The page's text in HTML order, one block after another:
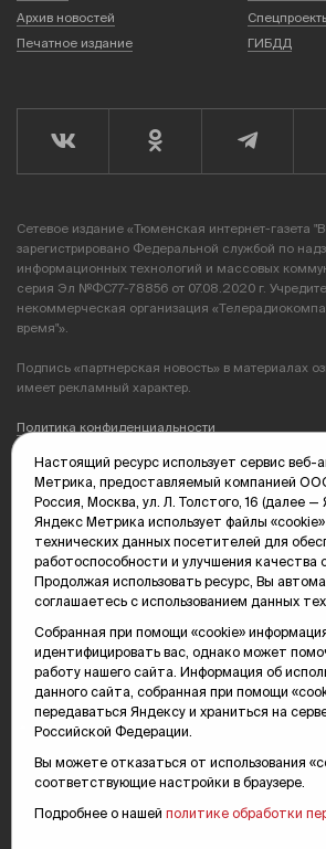
Архив новостей
Печатное издание
ГИБДД
Сетевое издание «Тюменская интернет-газета
зарегистрировано Федеральной службой по
информационных технологий и массовых
серия Эл №ФС77-78856 от 07.08.2020 г.
некоммерческая организация
время"».
Подпись «партнерская новость» в материалах
имеет рекламный характер.
Политика конфиденциальности
Редакция: 625035, Тюмень, пр.
(3452) 68-89-05
edit@vsluh.ru
Главный редактор: Панкина Т.Ю.
kika@vsluh.ru
По вопросам рекламы:
(3452) 68-89-78
kotovaev@sibinformburo.ru
mim@vsluh.ru
Настоящий ресурс использует сервис веб-
Метрика, предоставляемый компанией
Россия, Москва, ул. Л. Толстого, 16 (далее —
Яндекс Метрика использует файлы
технических данных посетителей для
работоспособности и улучшения качества
Продолжая использовать ресурс, Вы
соглашаетесь с использованием данных
Собранная при помощи «cookie»
идентифицировать вас, однако может
работу нашего сайта. Информация об
данного сайта, собранная при помощи
передаваться Яндексу и храниться на
Российской Федерации.
Вы можете отказаться от использования
соответствующие настройки в браузере.
Подробнее о нашей политике обработки